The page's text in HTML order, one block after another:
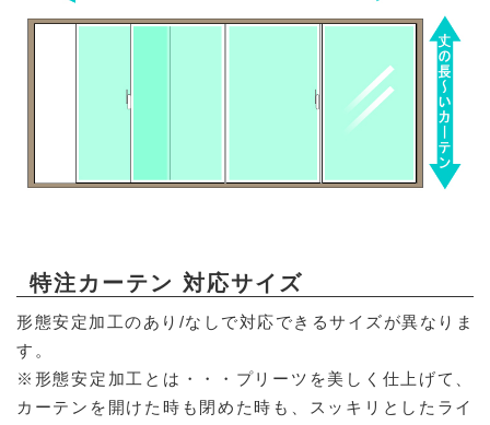
特注カーテン 対応サイズ
形態安定加工のあり/なしで対応できるサイズが異なりま
す。
※形態安定加工とは・・・プリーツを美しく仕上げて、
カーテンを開けた時も閉めた時も、スッキリとしたライ